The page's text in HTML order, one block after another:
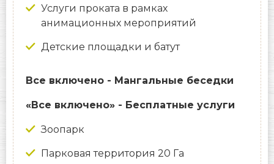
Услуги проката в рамках
анимационных мероприятий
Детские площадки и батут
Все включено - Мангальные беседки
«Все включено» - Бесплатные услуги
Зоопарк
Парковая территория 20 Га